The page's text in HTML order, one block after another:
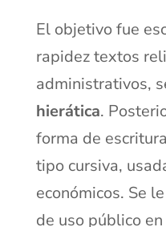
El objetivo fue
rapidez textos
administrativos,
hierática.
forma de
tipo cursiva,
económicos. Se
de uso público